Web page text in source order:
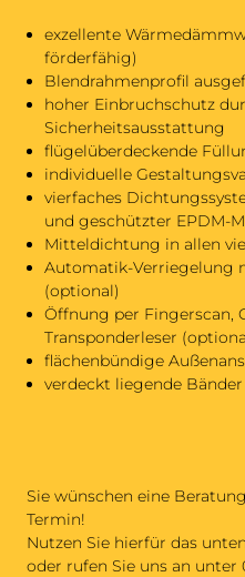
exzellente
förderfähig)
Blendrahmenprofil
hoher Einbruchschutz
Sicherheitsausstattung
flügelüberdeckende
individuelle
vierfaches
und geschützter EPDM-
Mitteldichtung in allen
Automatik-Verriegelung
(optional)
Öffnung per Fingerscan,
Transponderleser
flächenbündige
verdeckt liegende
Sie wünschen eine
Termin!
Nutzen Sie hierfür das
oder rufen Sie uns an unter